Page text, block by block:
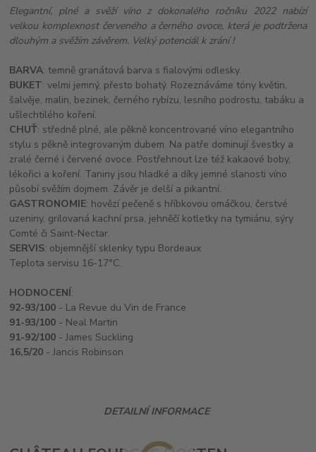
Elegantní, plné a svěží víno z dokonalého ročníku 2022 nabízí
velkou komplexnost červeného a černého ovoce, která je podtržena
dlouhým a svěžím závěrem. Velký potenciál k zrání !
BARVA: temně granátová barva s fialovými odlesky.
BUKET: velmi jemný, přesto bohatý. Rozeznáváme tóny květin,
šalvěje, malin, bezinek, černého rybízu, lesního podrostu, tabáku a
ušlechtilého koření.
CHUŤ: středně plné, ale pěkně koncentrované víno elegantního
stylu s pěkně integrovaným dubem. Na patře dominují švestky a
zralé černé i červené ovoce. Postřehnout lze též kakaové boby,
lékořici a koření. Taniny jsou hladké a díky jemné slanosti víno
působí svěžím dojmem. Závěr je delší a pikantní.
GASTRONOMIE: hovězí pečeně s hříbkovou omáčkou, čerstvé
uzeniny, grilovaná kachní prsa, jehněčí kotletky na tymiánu, sýry
Comté či Saint-Nectar.
SERVIS: objemnější sklenky typu Bordeaux
Teplota servisu 16-17°C.
HODNOCENÍ:
92-93/100 - La Revue du Vin de France
91-93/100 - Neal Martin
91-92/100 - James Suckling
16,5/20 - Jancis Robinson
DETAILNÍ INFORMACE